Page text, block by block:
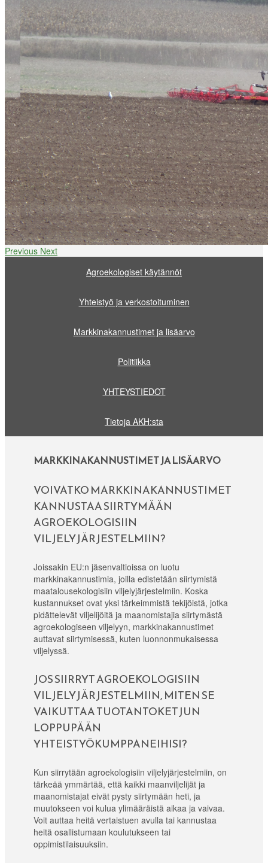
Previous Next
Agroekologiset käytännöt
Yhteistyö ja verkostoituminen
Markkinakannustimet ja lisäarvo
Politiikka
YHTEYSTIEDOT
Tietoja AKH:sta
MARKKINAKANNUSTIMET JA LISÄARVO
VOIVATKO MARKKINAKANNUSTIMET
KANNUSTAA SIIRTYMÄÄN
AGROEKOLOGISIIN
VILJELYJÄRJESTELMIIN?
Joissakin EU:n jäsenvaltioissa on luotu
markkinakannustimia, joilla edistetään siirtymistä
maatalousekologisiin viljelyjärjestelmiin. Koska
kustannukset ovat yksi tärkeimmistä tekijöistä, jotka
pidättelevät viljelijöitä ja maanomistajia siirtymästä
agroekologiseen viljelyyn, markkinakannustimet
auttavat siirtymisessä, kuten luonnonmukaisessa
viljelyssä.
JOS SIIRRYT AGROEKOLOGISIIN
VILJELYJÄRJESTELMIIN, MITEN SE
VAIKUTTAA TUOTANTOKETJUN
LOPPUPÄÄN
YHTEISTYÖKUMPPANEIHISI?
Kun siirrytään agroekologisiin viljelyjärjestelmiin, on
tärkeää ymmärtää, että kaikki maanviljelijät ja
maanomistajat eivät pysty siirtymään heti, ja
muutokseen voi kulua ylimääräistä aikaa ja vaivaa.
Voit auttaa heitä vertaistuen avulla tai kannustaa
heitä osallistumaan koulutukseen tai
oppimistilaisuuksiin.